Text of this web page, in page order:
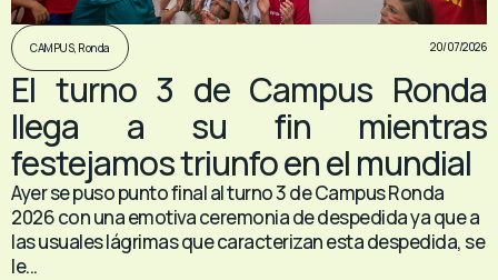
CAMPUS, Ronda 20/07/2026
El turno 3 de Campus Ronda
llega a su fin mientras
festejamos triunfo en el mundial
Ayer se puso punto final al turno 3 de Campus Ronda
2026 con una emotiva ceremonia de despedida ya que a
las usuales lágrimas que caracterizan esta despedida, se
le...